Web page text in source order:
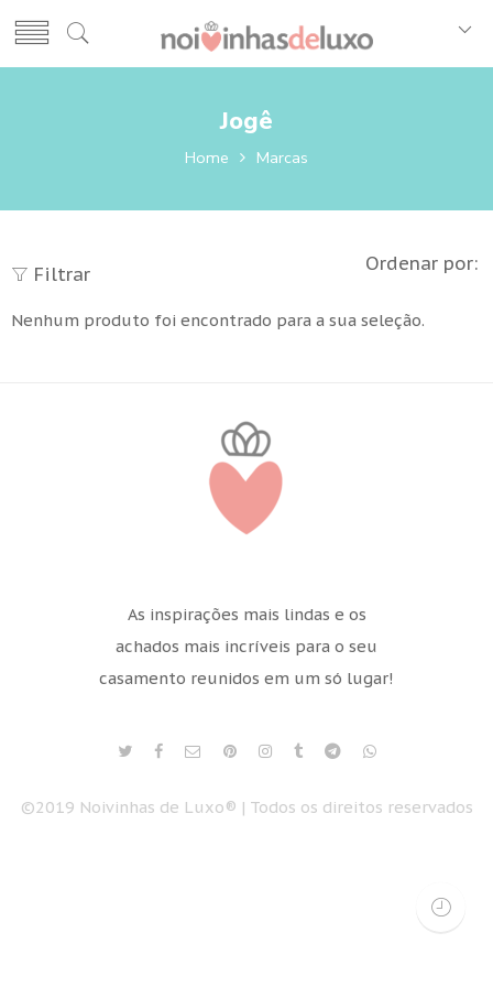
Jogê
Home Marcas
Filtrar Ordenar por:
Nenhum produto foi encontrado para a sua seleção.
As inspirações mais lindas e os
achados mais incríveis para o seu
casamento reunidos em um só lugar!
©2019 Noivinhas de Luxo® | Todos os direitos reservados